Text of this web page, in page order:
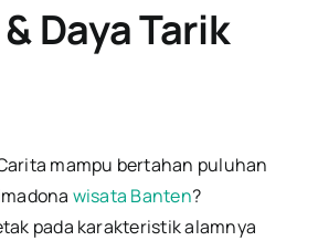
Daya Tarik
mampu bertahan puluhan
wisata Banten?
pada karakteristik alamnya